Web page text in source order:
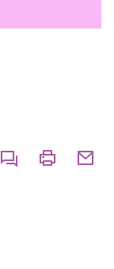
CommenterImprimer